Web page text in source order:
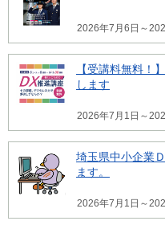
2026年7月6日～
【受講料無料！
します
2026年7月1日～
埼玉県中小企業
ます。
2026年7月1日～